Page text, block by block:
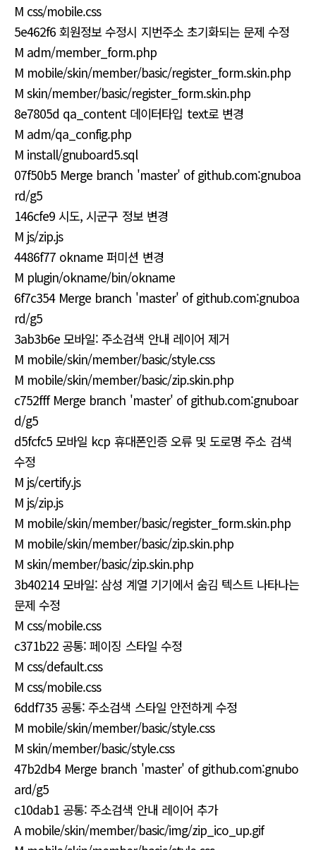
M css/mobile.css
5e462f6 회원정보 수정시 지번주소 초기화되는 문제 수정
M adm/member_form.php
M mobile/skin/member/basic/register_form.skin.php
M skin/member/basic/register_form.skin.php
8e7805d qa_content 데이터타입 text로 변경
M adm/qa_config.php
M install/gnuboard5.sql
07f50b5 Merge branch 'master' of github.com:gnuboa
rd/g5
146cfe9 시도, 시군구 정보 변경
M js/zip.js
4486f77 okname 퍼미션 변경
M plugin/okname/bin/okname
6f7c354 Merge branch 'master' of github.com:gnuboa
rd/g5
3ab3b6e 모바일: 주소검색 안내 레이어 제거
M mobile/skin/member/basic/style.css
M mobile/skin/member/basic/zip.skin.php
c752fff Merge branch 'master' of github.com:gnuboar
d/g5
d5fcfc5 모바일 kcp 휴대폰인증 오류 및 도로명 주소 검색
수정
M js/certify.js
M js/zip.js
M mobile/skin/member/basic/register_form.skin.php
M mobile/skin/member/basic/zip.skin.php
M skin/member/basic/zip.skin.php
3b40214 모바일: 삼성 계열 기기에서 숨김 텍스트 나타나는
문제 수정
M css/mobile.css
c371b22 공통: 페이징 스타일 수정
M css/default.css
M css/mobile.css
6ddf735 공통: 주소검색 스타일 안전하게 수정
M mobile/skin/member/basic/style.css
M skin/member/basic/style.css
47b2db4 Merge branch 'master' of github.com:gnubo
ard/g5
c10dab1 공통: 주소검색 안내 레이어 추가
A mobile/skin/member/basic/img/zip_ico_up.gif